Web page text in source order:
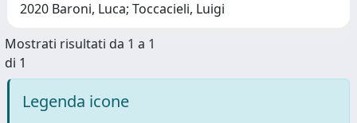
2020 Baroni, Luca; Toccacieli, Luigi
Mostrati risultati da 1 a 1
di 1
Legenda icone